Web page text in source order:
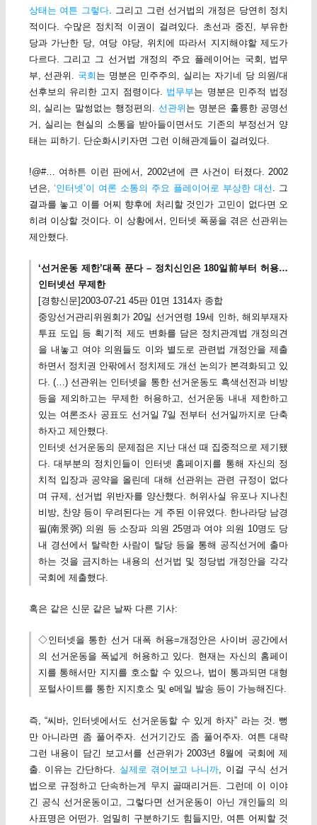
상태는 여튼 그렇다 . 그리고 그런 선거법의 개정은 당연히 정치
적이다. 수많은 정치적 이권이 걸려있다. 초선과 중진, 부유한
당과 가난한 당, 여당 야당, 위치에 따라서 지지해야할 제도가
다르다. 그리고 그 선거법 개정의 주요 플레이어는 국회, 법무
부, 선관위. 국회 는 명분은 민주주의, 실리는 자기네 당 의원/대
선후보의 유리한 고지 점령이다. 법무부는 명분은 민주적 법정
의, 실리는 말썽없는 행정편의. 선관위 는 명분은 훌륭한 공명선
거, 실리는 현실의 소통을 받아들이면서도 기존의 부정선거 양
태는 피하기. 단순화시키자면 그런 이해관계들이 걸려있다.
!@#… 여하튼 이런 판에서, 2002년에 큰 사건이 터졌다. 2002
년은, ‘인터넷’이 여론 소통의 주요 플레이어로 부상한 대선 . 그
결과를 놓고 이를 어찌 향후에 처리할 것인가 고민이 없다면 오
히려 이상할 것이다. 이 상황에서, 인터넷 폭풍을 겪은 선관위는
제안했다.
‘선거운동 제한’대폭 푼다 – 정치신인은 180일前부터 허용…
인터넷선 무제한
[경향신문]2003-07-21 45판 01면 1314자 종합
중앙선거관리위원회가 20일 선거연령 19세 인하, 해외부재자
투표 도입 등 획기적 제도 변화를 담은 정치관계법 개정의견
을 내놓고 여야 의원들도 이와 별도로 관련법 개정안을 제출
하면서 정치권 안팎에서 정치제도 개선 논의가 본격화되고 있
다. (…) 선관위는 인터넷을 통한 선거운동도 흑색선전과 비방
등을 제외하고는 무제한 허용하고, 선거운동 내내 제한하고
있는 여론조사 공표도 선거일 7일 전부터 선거일까지로 단축
하자고 제안했다.
인터넷 선거운동의 문제점은 지난 대선 때 집중적으로 제기됐
다. 대부분의 정치인들이 인터넷 홈페이지를 통해 자신의 정
치적 입장과 공약을 올린데 대해 선관위는 관련 규정이 없다
며 규제, 선거법 위반자를 양산했다. 허위사실 유포나 지나친
비방, 찬양 등이 우려된다는 게 주된 이유였다. 한나라당 남경
필(南景弼) 의원 등 소장파 의원 25명과 여야 의원 10명도 당
내 경선에서 탈락한 사람이 탈당 등을 통해 공직선거에 출마
하는 것을 금지하는 내용의 선거법 및 정당법 개정안을 각각
국회에 제출했다.
혹은 같은 신문 같은 날짜 다른 기사:
◇인터넷을 통한 선거 대폭 허용=개정안은 사이버 공간에서
의 선거운동을 폭넓게 허용하고 있다. 현재는 자신의 홈페이
지를 통해서만 지지를 호소할 수 있으나, 법이 통과되면 대형
포털사이트를 통한 지지호소 및 e메일 발송 등이 가능해진다.
즉, “씨바, 인터넷에서도 선거운동할 수 있게 하자” 라는 것. 뻥
만 아니라면 좀 풀어주자. 선거기간도 좀 풀어주자. 여튼 대략
그런 내용이 담긴 보고서를 선관위가 2003년 8월에 국회에 제
출. 이유는 간단하다. 실제로 겪어보고 나니까 , 이걸 구식 선거
법으로 규정하고 단속하는게 무지 골때리거든. 그런데 이 이야
긴 공식 선거운동이고, 그렇다면 선거운동이 아닌 개인들의 의
사표명은 어떤가. 엄밀히 구분하기도 힘들지만, 여튼 어찌할 것